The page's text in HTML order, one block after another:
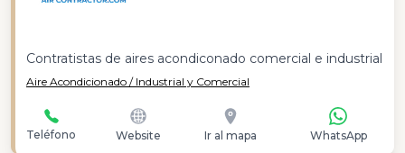
Contratistas de aires acondiconado comercial e industrial
Aire Acondicionado / Industrial y Comercial
Teléfono Website Ir al mapa WhatsApp